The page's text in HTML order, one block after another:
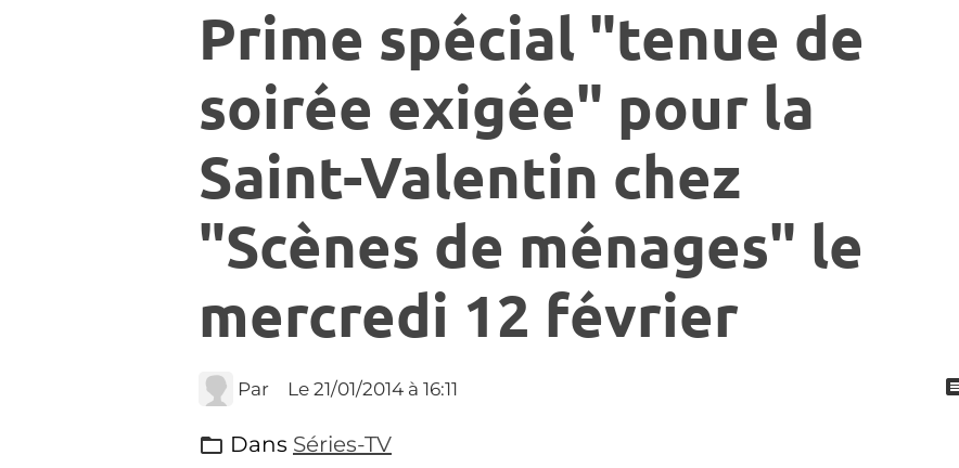
Prime spécial "tenue de
soirée exigée" pour la
Saint-Valentin chez
"Scènes de ménages" le
mercredi 12 février
Par Le 21/01/2014 à 16:11
Dans Séries-TV